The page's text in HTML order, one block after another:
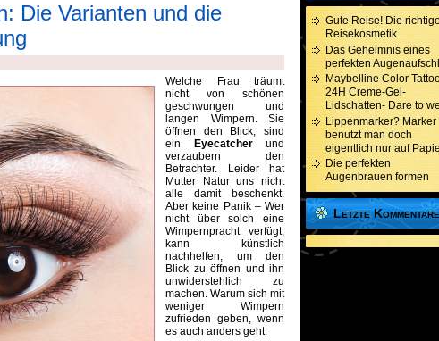
Die Varianten und die
Welche Frau träumt
nicht von schönen
geschwungen und
langen Wimpern. Sie
öffnen den Blick, sind
ein
Eyecatcher und
verzaubern den
Betrachter. Leider hat
Mutter Natur uns nicht
alle damit beschenkt.
Aber keine Panik – Wer
nicht über solch eine
Wimpernpracht verfügt,
kann künstlich
nachhelfen, um den
Blick zu öffnen und ihn
unwiderstehlich zu
machen. Warum sich mit
weniger Wimpern
zufrieden geben, wenn
es auch anders geht.
Gute Reise! Die
Reisekosmetik
Das Geheimnis eines
perfekten
Maybelline Color
24H Creme-Gel-
Lidschatten- Dare to
Lippenmarker? Marker
benutzt man doch
eigentlich nur auf
Die perfekten
Augenbrauen formen
Letzte Kommentare